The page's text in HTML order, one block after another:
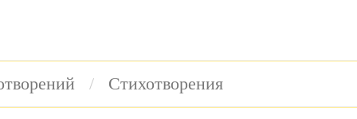
Стихотворения